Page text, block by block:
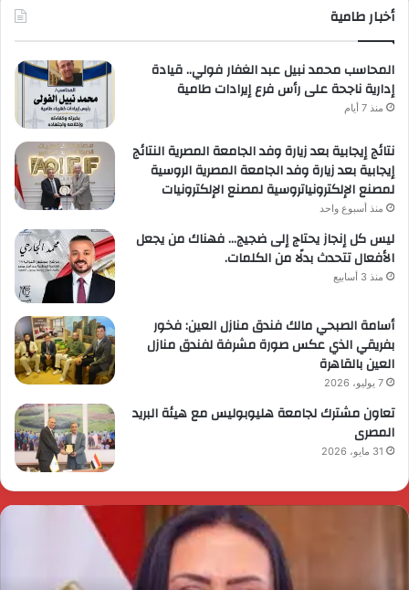
أخبار طامية
المحاسب محمد نبيل عبد الغفار فولي.. قيادة
إدارية ناجحة على رأس فرع إيرادات طامية
منذ 7 أيام
نتائج إيجابية بعد زيارة وفد الجامعة المصرية النتائج
إيجابية بعد زيارة وفد الجامعة المصرية الروسية
لمصنع الإلكترونياتروسية لمصنع الإلكترونيات
منذ أسبوع واحد
ليس كل إنجاز يحتاج إلى ضجيج… فهناك من يجعل
الأفعال تتحدث بدلًا من الكلمات.
منذ 3 أسابيع
أسامة الصبحي مالك فندق منازل العين: فخور
بفريقي الذي عكس صورة مشرفة لفندق منازل
العين بالقاهرة
7 يوليو، 2026
تعاون مشترك لجامعة هليوبوليس مع هيئة البريد
المصرى
31 مايو، 2026
رئيس